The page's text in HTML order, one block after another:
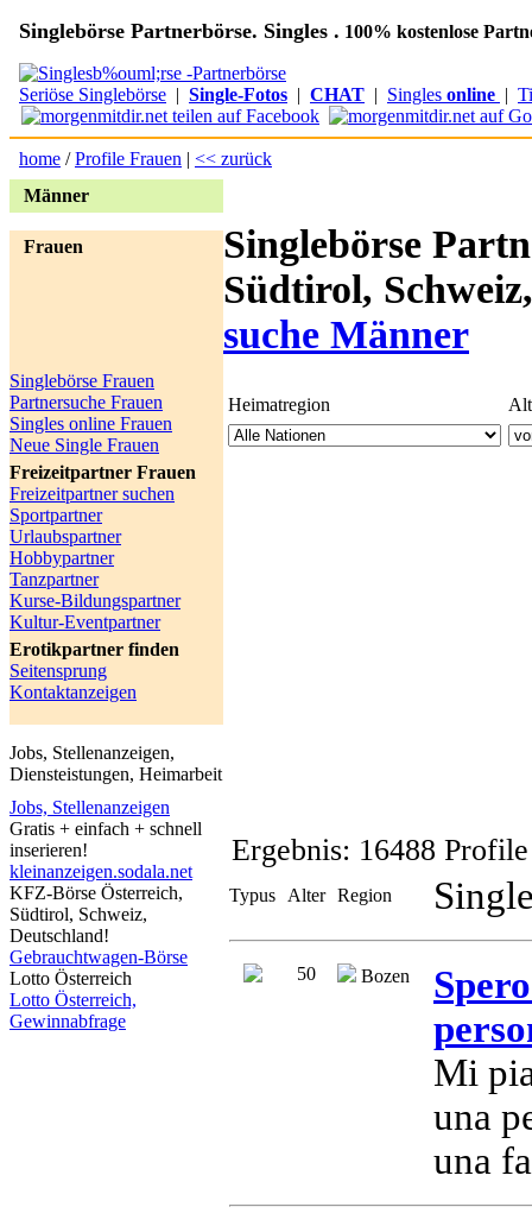
Singlebörse Partnerbörse. Singles . 100% kostenlose
Seriöse Singlebörse | Single-Fotos | CHAT | Singles online |
home /Profile Frauen | << zurück
Männer
Frauen
Singlebörse Frauen
Partnersuche Frauen
Singles online Frauen
Neue Single Frauen
Freizeitpartner Frauen
Freizeitpartner suchen
Sportpartner
Urlaubspartner
Hobbypartner
Tanzpartner
Kurse-Bildungspartner
Kultur-Eventpartner
Erotikpartner finden
Seitensprung
Kontaktanzeigen
Jobs, Stellenanzeigen,
Diensteistungen, Heimarbeit
Jobs, Stellenanzeigen
Gratis + einfach + schnell
inserieren!
kleinanzeigen.sodala.net
KFZ-Börse Österreich,
Südtirol, Schweiz,
Deutschland!
Gebrauchtwagen-Börse
Lotto Österreich
Lotto Österreich,
Gewinnabfrage
Singlebörse
Südtirol,
suche Männer
Heimatregion
Ergebnis: 16488 Profile
Typus Alter Region
50 Bozen
Mi
una
una